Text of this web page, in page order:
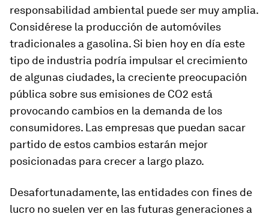
responsabilidad ambiental puede ser muy amplia.
Considérese la producción de automóviles
tradicionales a gasolina. Si bien hoy en día este
tipo de industria podría impulsar el crecimiento
de algunas ciudades, la creciente preocupación
pública sobre sus emisiones de CO2 está
provocando cambios en la demanda de los
consumidores. Las empresas que puedan sacar
partido de estos cambios estarán mejor
posicionadas para crecer a largo plazo.
Desafortunadamente, las entidades con fines de
lucro no suelen ver en las futuras generaciones a